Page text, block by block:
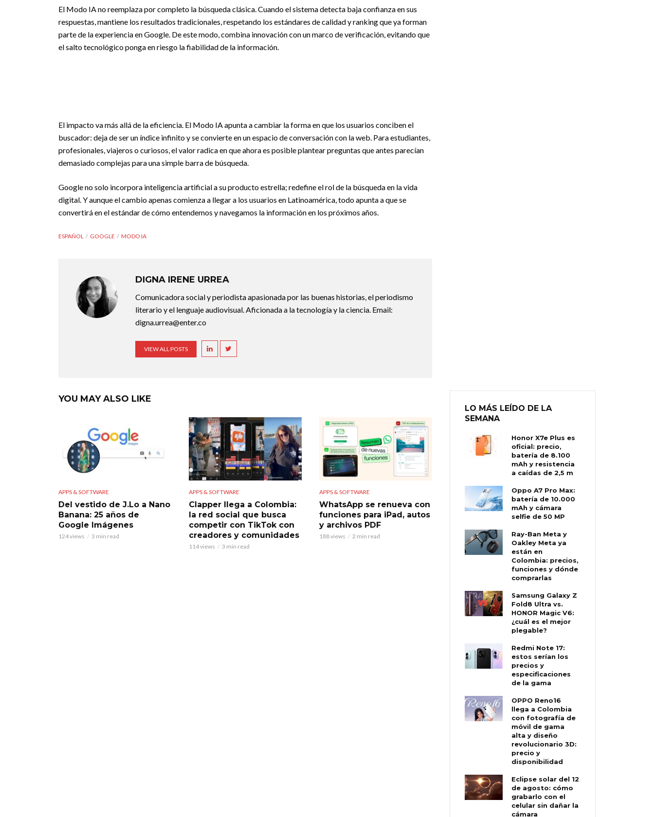
El Modo IA no reemplaza por completo la búsqueda clásica. Cuando el sistema detecta baja confianza en sus
respuestas, mantiene los resultados tradicionales, respetando los estándares de calidad y ranking que ya forman
parte de la experiencia en Google. De este modo, combina innovación con un marco de verificación, evitando que
el salto tecnológico ponga en riesgo la fiabilidad de la información.
El impacto va más allá de la eficiencia. El Modo IA apunta a cambiar la forma en que los usuarios conciben el
buscador: deja de ser un índice infinito y se convierte en un espacio de conversación con la web. Para estudiantes,
profesionales, viajeros o curiosos, el valor radica en que ahora es posible plantear preguntas que antes parecían
demasiado complejas para una simple barra de búsqueda.
Google no solo incorpora inteligencia artificial a su producto estrella; redefine el rol de la búsqueda en la vida
digital. Y aunque el cambio apenas comienza a llegar a los usuarios en Latinoamérica, todo apunta a que se
convertirá en el estándar de cómo entendemos y navegamos la información en los próximos años.
ESPAÑOL GOOGLE MODO IA
DIGNA IRENE URREA
Comunicadora social y periodista apasionada por las buenas historias, el periodismo
literario y el lenguaje audiovisual. Aficionada a la tecnología y la ciencia. Email:
digna.urrea@enter.co
VIEW ALL POSTS
YOU MAY ALSO LIKE
APPS & SOFTWARE
Del vestido de J.Lo a Nano
Banana: 25 años de
Google Imágenes
124 views 3 min read
APPS & SOFTWARE
Clapper llega a Colombia:
la red social que busca
competir con TikTok con
creadores y comunidades
114 views 3 min read
APPS & SOFTWARE
WhatsApp se renueva con
funciones para iPad, autos
y archivos PDF
188 views 2 min read
LO MÁS LEÍDO DE LA
SEMANA
Honor X7e Plus es
oficial: precio,
batería de 8.100
mAh y resistencia
a caídas de 2,5 m
Oppo A7 Pro Max:
batería de 10.000
mAh y cámara
selfie de 50 MP
Ray-Ban Meta y
Oakley Meta ya
están en
Colombia: precios,
funciones y dónde
comprarlas
Samsung Galaxy Z
Fold8 Ultra vs.
HONOR Magic V6:
¿cuál es el mejor
plegable?
Redmi Note 17:
estos serían los
precios y
especificaciones
de la gama
OPPO Reno16
llega a Colombia
con fotografía de
móvil de gama
alta y diseño
revolucionario 3D:
precio y
disponibilidad
Eclipse solar del 12
de agosto: cómo
grabarlo con el
celular sin dañar la
cámara